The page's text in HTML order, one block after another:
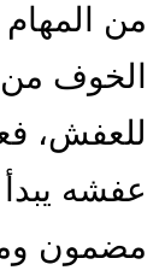
من
الخوف
للعفش،
عفشه
مضمون